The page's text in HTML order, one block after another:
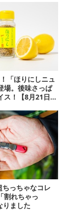
「ほりにしニュ
場。後味さっぱ
ス！【8月21日発
っちゃなコレ
割れちゃっ
ました